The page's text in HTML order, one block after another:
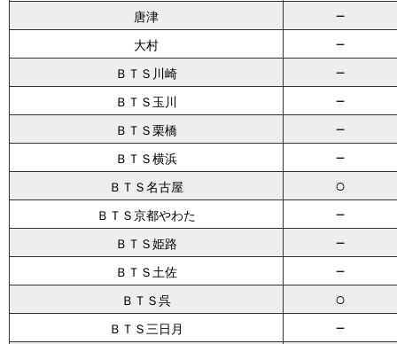
唐津 －
大村 －
ＢＴＳ川崎 －
ＢＴＳ玉川 －
ＢＴＳ栗橋 －
ＢＴＳ横浜 －
ＢＴＳ名古屋 ○
ＢＴＳ京都やわた －
ＢＴＳ姫路 －
ＢＴＳ土佐 －
ＢＴＳ呉 ○
ＢＴＳ三日月 －